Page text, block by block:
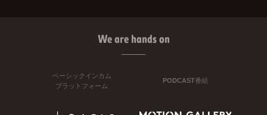
We are hands on
ベーシックインカム
プラットフォーム
PODCAST番組